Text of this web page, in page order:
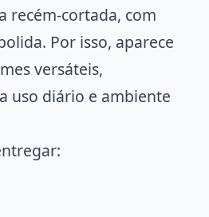
recém-cortada, com
Por isso, aparece
versáteis,
uso diário e ambiente